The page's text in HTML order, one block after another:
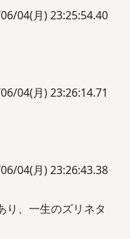
04(月) 23:25:54.40
04(月) 23:26:14.71
04(月) 23:26:43.38
り、一生のズリネタ